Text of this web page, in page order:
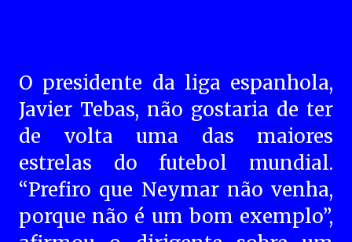
O presidente da liga espanhola,
Javier Tebas, não gostaria de ter
de volta uma das maiores
estrelas do futebol mundial.
“Prefiro que Neymar não venha,
porque não é um bom exemplo”,